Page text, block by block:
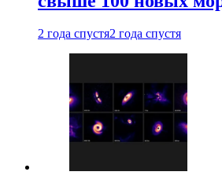
2 года спустя2 года спустя